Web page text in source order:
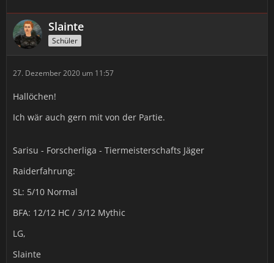
Slainte
Schüler
27. Dezember 2020 um 11:57
Hallöchen!
Ich wär auch gern mit von der Partie.
Sarisu - Forscherliga - Tiermeisterschafts Jäger
Raiderfahrung:
SL: 5/10 Normal
BFA: 12/12 HC / 3/12 Mythic
LG,
Slainte